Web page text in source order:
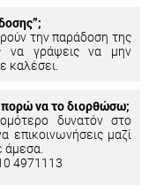
την παράδοση της
να γράψεις να μην
καλέσει.
να το διορθώσω;
δυνατόν στο
επικοινωνήσεις μαζί
4971113